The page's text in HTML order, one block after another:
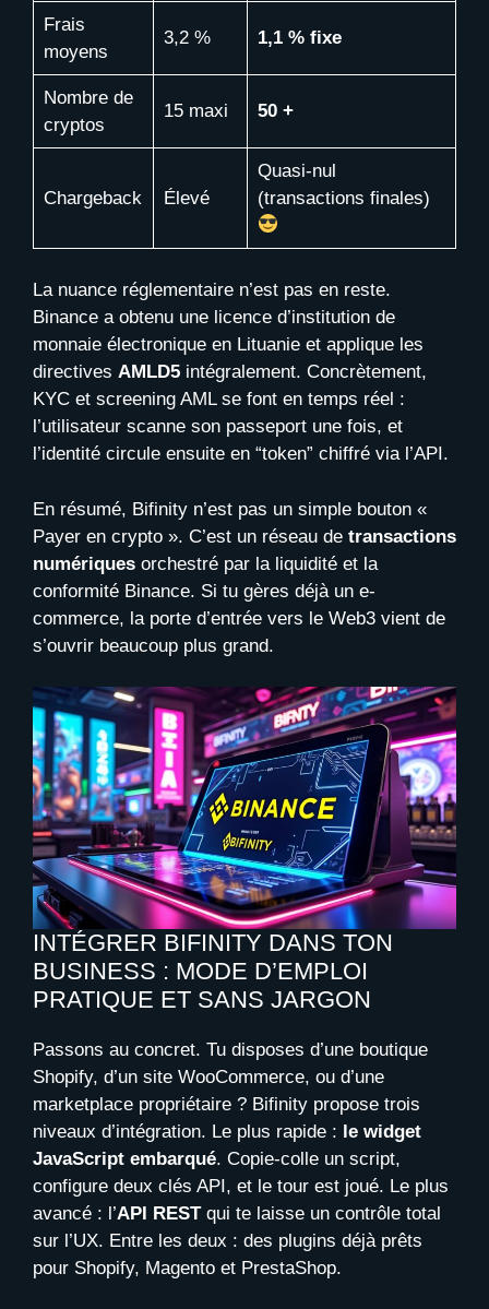
Frais
moyens
3,2 % 1,1 % fixe
Nombre de
cryptos
15 maxi 50 +
Chargeback Élevé
Quasi-nul
(transactions finales)
La nuance réglementaire n’est pas en reste.
Binance a obtenu une licence d’institution de
monnaie électronique en Lituanie et applique les
directives AMLD5 intégralement. Concrètement,
KYC et screening AML se font en temps réel :
l’utilisateur scanne son passeport une fois, et
l’identité circule ensuite en “token” chiffré via l’API.
En résumé, Bifinity n’est pas un simple bouton «
Payer en crypto ». C’est un réseau de transactions
numériques orchestré par la liquidité et la
conformité Binance. Si tu gères déjà un e-
commerce, la porte d’entrée vers le Web3 vient de
s’ouvrir beaucoup plus grand.
INTÉGRER BIFINITY DANS TON
BUSINESS : MODE D’EMPLOI
PRATIQUE ET SANS JARGON
Passons au concret. Tu disposes d’une boutique
Shopify, d’un site WooCommerce, ou d’une
marketplace propriétaire ? Bifinity propose trois
niveaux d’intégration. Le plus rapide : le widget
JavaScript embarqué. Copie-colle un script,
configure deux clés API, et le tour est joué. Le plus
avancé : l’API RESTqui te laisse un contrôle total
sur l’UX. Entre les deux : des plugins déjà prêts
pour Shopify, Magento et PrestaShop.